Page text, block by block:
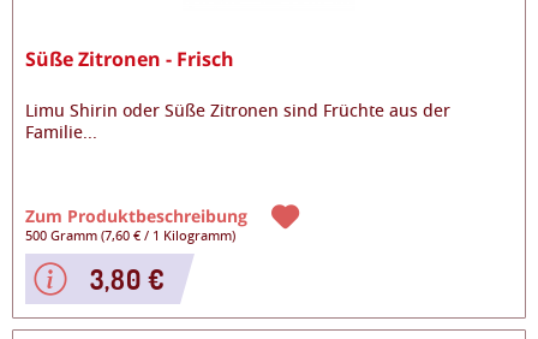
Süße Zitronen - Frisch
Limu Shirin oder Süße Zitronen sind Früchte aus der
Familie
Zum Produktbeschreibung
500 Gramm(7,60 € / 1 Kilogramm)
3,80 €